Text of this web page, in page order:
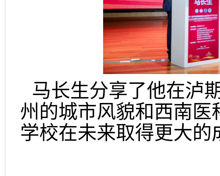
马长生分享了他在泸
州的城市风貌和西南
学校在未来取得更大的